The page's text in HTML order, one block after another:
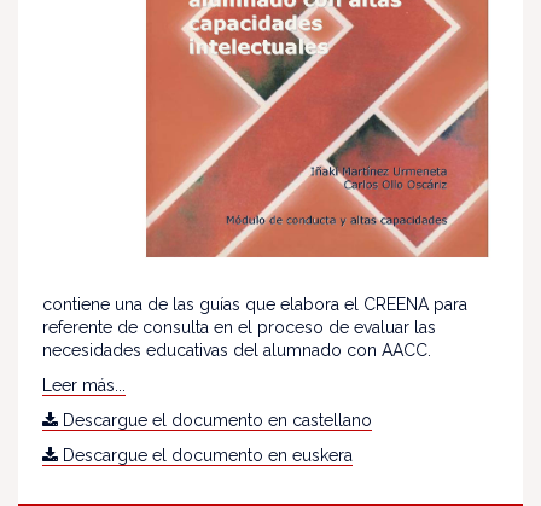
contiene una de las guías que elabora el CREENA para
referente de consulta en el proceso de evaluar las
necesidades educativas del alumnado con AACC.
Leer más...
Descargue el documento en castellano
Descargue el documento en euskera